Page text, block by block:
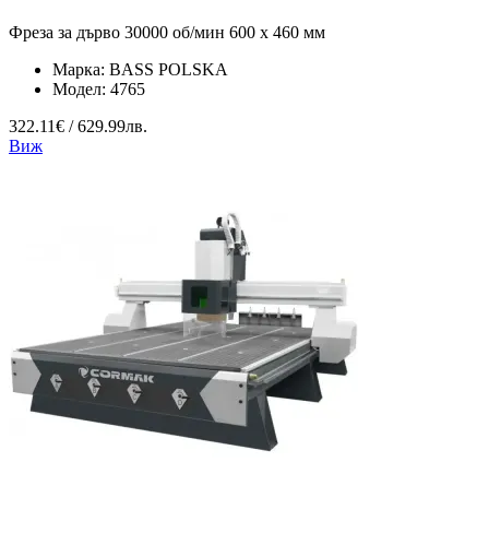
Фреза за дърво 30000 об/мин 600 x 460 мм
Марка: BASS POLSKA
Модел: 4765
322.11€ / 629.99лв.
Виж